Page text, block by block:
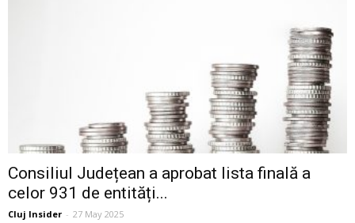
Consiliul Județean a aprobat lista finală a
celor 931 de entități...
Cluj Insider - 27 May 2025